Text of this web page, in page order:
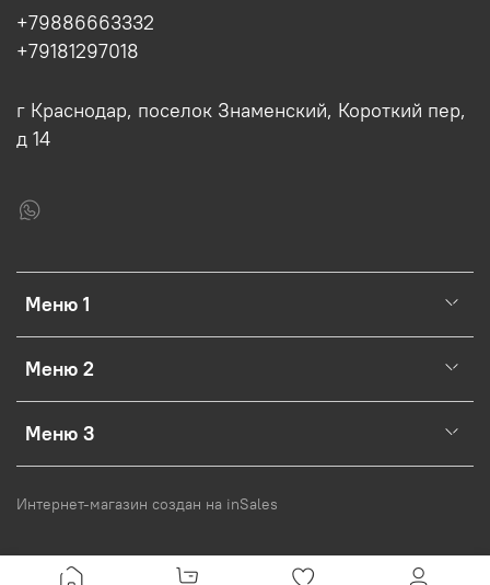
Меню 1
Меню 2
Меню 3
+79886663332
+79181297018
г Краснодар, поселок Знаменский, Короткий пер,
д 14
Интернет-магазин создан на inSales